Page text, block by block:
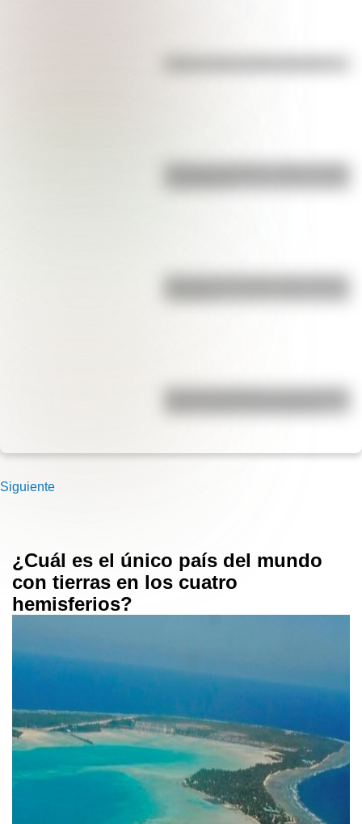
Bandera de Bolivia: historia, origen
Bandera de Ecuador para colorear
José de San Martín: conocé dónde
Siguiente
¿Cuál es el único país del mundo
con tierras en los cuatro
hemisferios?